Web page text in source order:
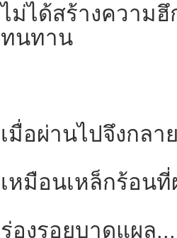
ไม่ได้สร้างความ
ทนทาน
เมื่อผ่านไปจึงกลา
เหมือนเหล็กร้อน
ร่องรอยบาดแผล